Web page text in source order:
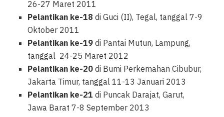
26-27 Maret 2011
Pelantikan ke-18 di Guci (II), Tegal, tanggal 7-9
Oktober 2011
Pelantikan ke-19 di Pantai Mutun, Lampung,
tanggal 24-25 Maret 2012
Pelantikan ke-20 di Bumi Perkemahan Cibubur,
Jakarta Timur, tanggal 11-13 Januari 2013
Pelantikan ke-21 di Puncak Darajat, Garut,
Jawa Barat 7-8 September 2013